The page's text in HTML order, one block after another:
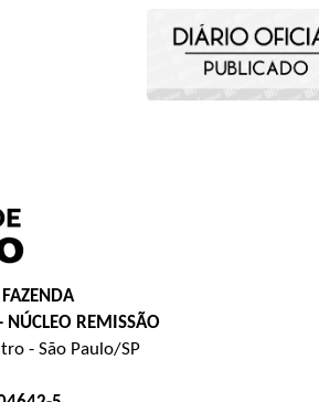
NÚCLEO REMISSÃO
- São Paulo/SP